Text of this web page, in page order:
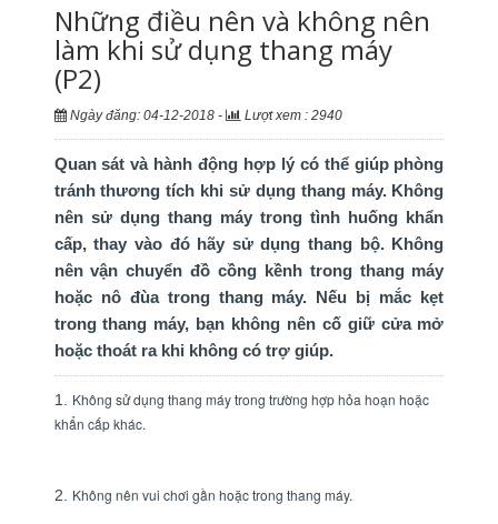
Những điều nên và không nên
làm khi sử dụng thang máy
(P2)
Ngày đăng: 04-12-2018 - Lượt xem : 2940
Quan sát và hành động hợp lý có thể giúp phòng
tránh thương tích khi sử dụng thang máy. Không
nên sử dụng thang máy trong tình huống khẩn
cấp, thay vào đó hãy sử dụng thang bộ. Không
nên vận chuyển đồ cồng kềnh trong thang máy
hoặc nô đùa trong thang máy. Nếu bị mắc kẹt
trong thang máy, bạn không nên cố giữ cửa mở
hoặc thoát ra khi không có trợ giúp.
1
Không sử dụng thang máy trong trường hợp hỏa hoạn hoặc
khẩn cấp khác.
2. Không nên vui chơi gần hoặc trong thang máy.